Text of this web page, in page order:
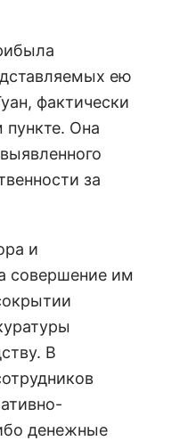
ею
фактически
Она
за
и
совершение им
В
денежные